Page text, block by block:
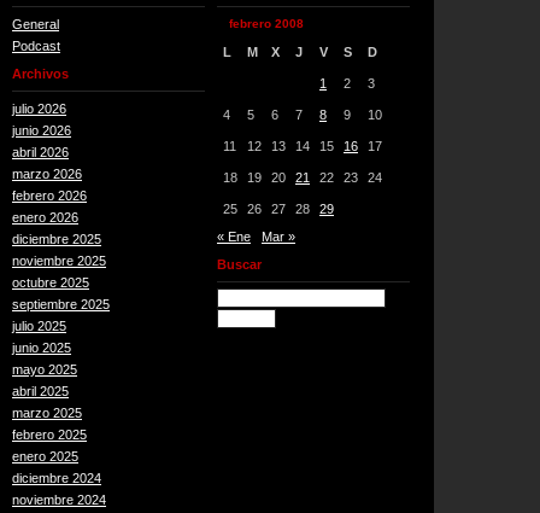
General
Podcast
Archivos
julio 2026
junio 2026
abril 2026
marzo 2026
febrero 2026
enero 2026
diciembre 2025
noviembre 2025
octubre 2025
septiembre 2025
julio 2025
junio 2025
mayo 2025
abril 2025
marzo 2025
febrero 2025
enero 2025
diciembre 2024
noviembre 2024
febrero 2008
L M X J V S D
1 2 3
4 5 6 7 8 9 10
11 12 13 14 15 16 17
18 19 20 21 22 23 24
25 26 27 28
29
« Ene
Mar »
Buscar